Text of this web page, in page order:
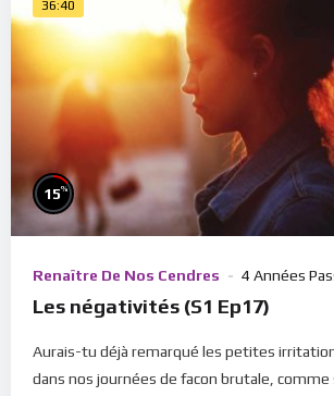
36:40
15%
Renaître De Nos Cendres 4 Années
Les négativités (S1 Ep17)
Aurais-tu déjà remarqué les petites
dans nos journées de facon brutale,